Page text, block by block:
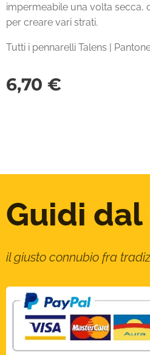
impermeabile una volta secca,
per creare vari strati.
Tutti i pennarelli Talens |
6,70 €
Guidi dal
il giusto connubio fra